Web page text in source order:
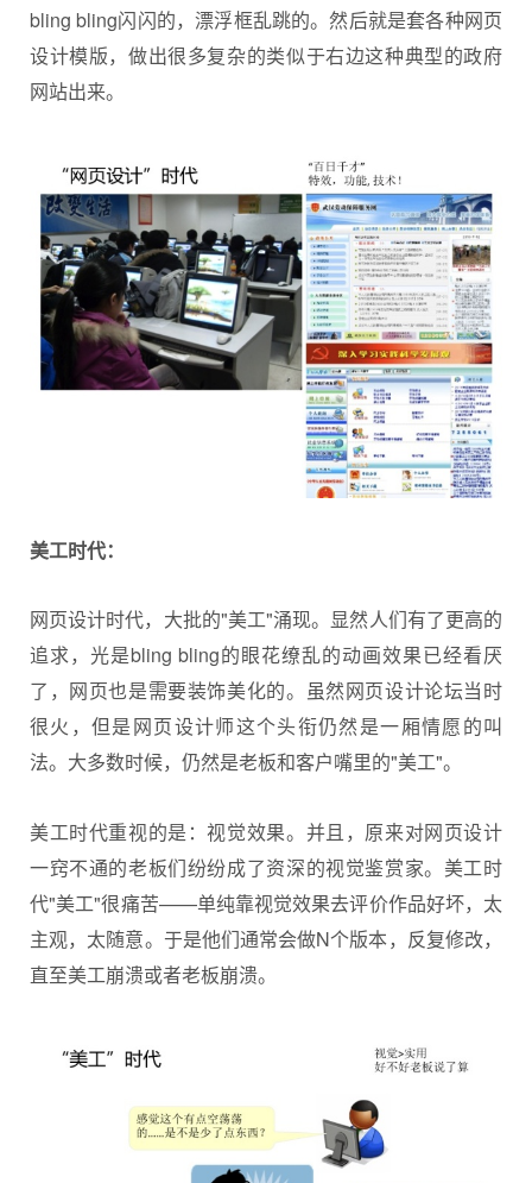
bling bling闪闪的，漂浮框乱跳的。然后就是套各种网页
设计模版，做出很多复杂的类似于右边这种典型的政府
网站出来。
美工时代：
网页设计时代，大批的"美工"涌现。显然人们有了更高的
追求，光是bling bling的眼花缭乱的动画效果已经看厌
了，网页也是需要装饰美化的。虽然网页设计论坛当时
很火，但是网页设计师这个头衔仍然是一厢情愿的叫
法。大多数时候，仍然是老板和客户嘴里的"美工"。
美工时代重视的是：视觉效果。并且，原来对网页设计
一窍不通的老板们纷纷成了资深的视觉鉴赏家。美工时
代"美工"很痛苦——单纯靠视觉效果去评价作品好坏，太
主观，太随意。于是他们通常会做N个版本，反复修改，
直至美工崩溃或者老板崩溃。